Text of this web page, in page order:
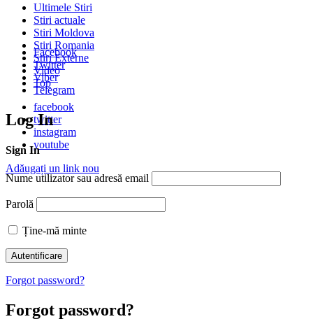
Ultimele Stiri
Stiri actuale
Stiri Moldova
Stiri Romania
Stiri Externe
Video
Top
facebook
twitter
instagram
youtube
Adăugați un link nou
Facebook
Twitter
Viber
Telegram
Log In
Sign In
Nume utilizator sau adresă email
Parolă
Ține-mă minte
Forgot password?
Forgot password?